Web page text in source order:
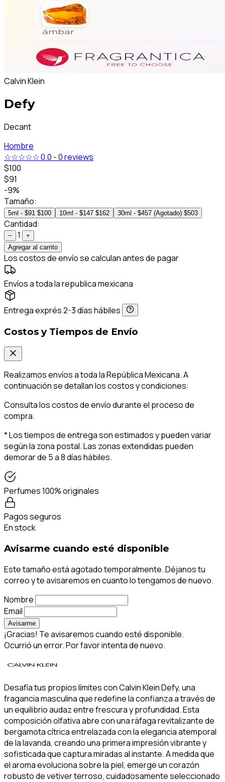
Calvin Klein
Defy
Decant
Hombre
☆☆☆☆☆0.0 -0 reviews
$100
$91
-9%
Tamaño:
5ml - $91 $100 10ml - $147 $162 30ml - $457 (Agotado) $503
Cantidad:
− 1
+
Agregar al carrito
Los costos de envío se calculan antes de pagar
Envíos a toda la republica mexicana
Entrega exprés 2-3 días hábiles
Costos y Tiempos de Envío
Realizamos envíos a toda la República Mexicana. A
continuación se detallan los costos y condiciones:
Consulta los costos de envío durante el proceso de
compra.
* Los tiempos de entrega son estimados y pueden variar
según la zona postal. Las zonas extendidas pueden
demorar de 5 a 8 días hábiles.
Perfumes 100% originales
Pagos seguros
En stock
Avisarme cuando esté disponible
Este tamaño está agotado temporalmente. Déjanos tu
correo y te avisaremos en cuanto lo tengamos de nuevo.
Nombre
Email
Avisarme
¡Gracias! Te avisaremos cuando esté disponible.
Ocurrió un error. Por favor intenta de nuevo.
Desafía tus propios límites con Calvin Klein Defy, una
fragancia masculina que redefine la confianza a través de
un equilibrio audaz entre frescura y profundidad. Esta
composición olfativa abre con una ráfaga revitalizante de
bergamota cítrica entrelazada con la elegancia atemporal
de la lavanda, creando una primera impresión vibrante y
sofisticada que captura miradas al instante. A medida que
el aroma evoluciona sobre la piel, emerge un corazón
robusto de vetiver terroso, cuidadosamente seleccionado